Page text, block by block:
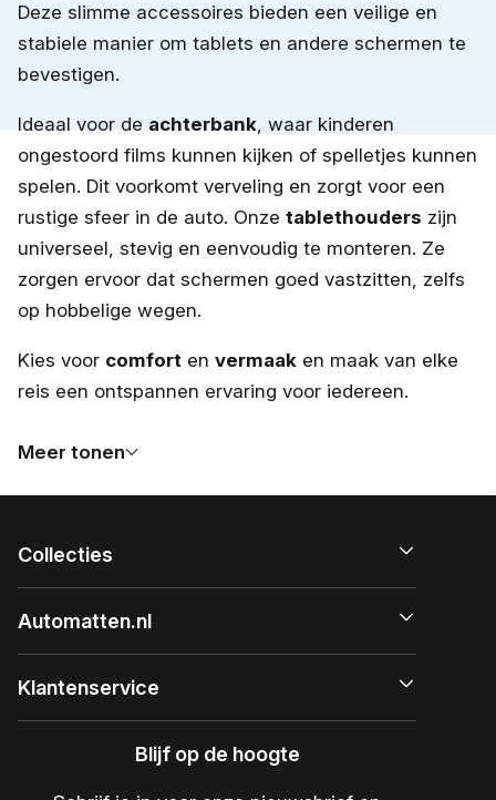
Deze slimme accessoires bieden een veilige en
stabiele manier om tablets en andere schermen te
bevestigen.
Ideaal voor de achterbank, waar kinderen
ongestoord films kunnen kijken of spelletjes kunnen
spelen. Dit voorkomt verveling en zorgt voor een
rustige sfeer in de auto. Onze tablethouders zijn
universeel, stevig en eenvoudig te monteren. Ze
zorgen ervoor dat schermen goed vastzitten, zelfs
op hobbelige wegen.
Kies voor comfort en vermaak en maak van elke
reis een ontspannen ervaring voor iedereen.
Meer tonen
Collecties
Automatten.nl
Klantenservice
Blijf op de hoogte